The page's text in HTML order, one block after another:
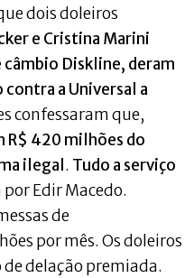
dois doleiros
e Cristina Marini
câmbio Diskline, deram
a Universal a
confessaram que,
R$ 420 milhões do
ilegal . Tudo a serviço
Edir Macedo.
de
por mês. Os doleiros
delação premiada.